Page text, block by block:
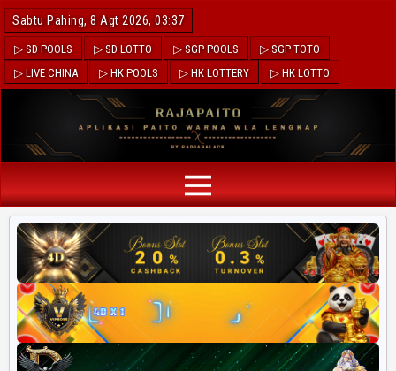
Sabtu Pahing, 8 Agt 2026, 03:37
▷ SD POOLS ▷ SD LOTTO ▷ SGP POOLS
▷ SGP TOTO
▷ LIVE CHINA
▷ HK POOLS ▷ HK LOTTERY ▷ HK LOTTO